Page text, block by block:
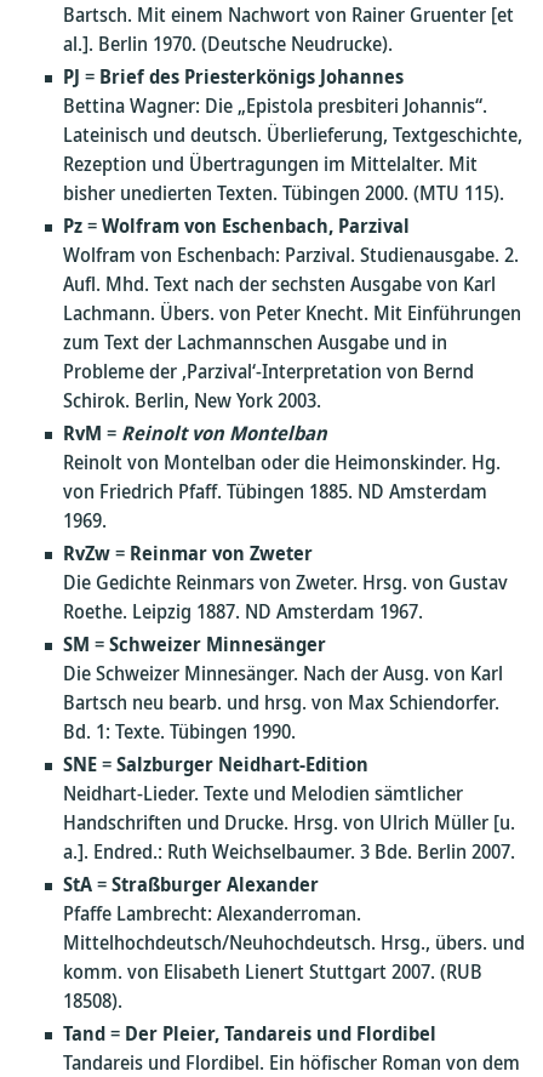
Bartsch. Mit einem Nachwort von Rainer Gruenter [et
al.]. Berlin 1970. (Deutsche Neudrucke).
PJ = Brief des Priesterkönigs Johannes
Bettina Wagner: Die „Epistola presbiteri Johannis“.
Lateinisch und deutsch. Überlieferung, Textgeschichte,
Rezeption und Übertragungen im Mittelalter. Mit
bisher unedierten Texten. Tübingen 2000. (MTU 115).
Pz=Wolfram von Eschenbach, Parzival
Wolfram von Eschenbach: Parzival. Studienausgabe. 2.
Aufl. Mhd. Text nach der sechsten Ausgabe von Karl
Lachmann. Übers. von Peter Knecht. Mit Einführungen
zum Text der Lachmannschen Ausgabe und in
Probleme der ‚Parzival‘-Interpretation von Bernd
Schirok. Berlin, New York 2003.
RvM = Reinolt von Montelban
Reinolt von Montelban oder die Heimonskinder. Hg.
von Friedrich Pfaff. Tübingen 1885. ND Amsterdam
1969.
RvZw= Reinmar von Zweter
Die Gedichte Reinmars von Zweter. Hrsg. von Gustav
Roethe. Leipzig 1887. ND Amsterdam 1967.
SM =Schweizer Minnesänger
Die Schweizer Minnesänger. Nach der Ausg. von Karl
Bartsch neu bearb. und hrsg. von Max Schiendorfer.
Bd. 1: Texte. Tübingen 1990.
SNE=Salzburger Neidhart-Edition
Neidhart-Lieder. Texte und Melodien sämtlicher
Handschriften und Drucke. Hrsg. von Ulrich Müller [u.
a.]. Endred.: Ruth Weichselbaumer. 3 Bde. Berlin 2007.
StA=Straßburger Alexander
Pfaffe Lambrecht: Alexanderroman.
Mittelhochdeutsch/Neuhochdeutsch. Hrsg., übers. und
komm. von Elisabeth Lienert Stuttgart 2007. (RUB
18508).
Tand= Der Pleier, Tandareis und Flordibel
Tandareis und Flordibel. Ein höfischer Roman von dem